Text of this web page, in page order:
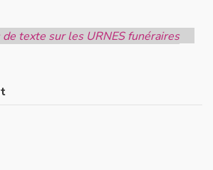
texte sur les URNES funéraires